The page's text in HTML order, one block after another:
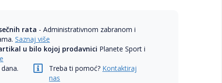
rata - Administrativnom zabranom i
Saznaj više
u bilo kojoj prodavnici Planete Sport i
Treba ti pomoć? Kontaktiraj
nas